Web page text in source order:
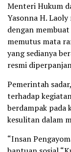
Menteri Hukum
Yasonna H.
dengan
memutus mata
yang sedianya
resmi
Pemerintah
terhadap
berdampak pada
kesulitan dalam
“Insan